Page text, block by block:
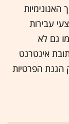
עבירות
גם לא
אינטרנט
הגנת הפרטיות